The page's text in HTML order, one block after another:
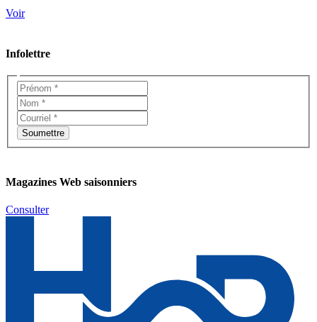
Voir
Infolettre
Magazines Web saisonniers
Consulter